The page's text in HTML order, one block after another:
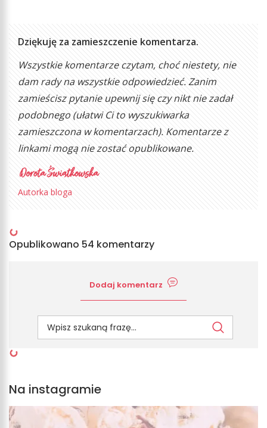
Dziękuję za zamieszczenie komentarza.
Wszystkie komentarze czytam, choć niestety, nie
dam rady na wszystkie odpowiedzieć. Zanim
zamieścisz pytanie upewnij się czy nikt nie zadał
podobnego (ułatwi Ci to wyszukiwarka
zamieszczona w komentarzach). Komentarze z
linkami mogą nie zostać opublikowane.
Autorka bloga
Opublikowano 54 komentarzy
Dodaj komentarz
Na instagramie